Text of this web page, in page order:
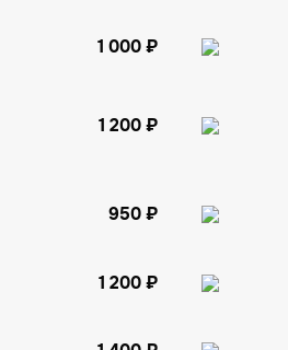
1 000 ₽
1 200 ₽
950 ₽
1 200 ₽